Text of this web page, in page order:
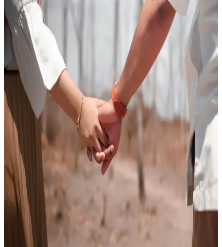
Экстренная и кризисная психологическая
помощь семьям, находящимся в трудной
жизненной ситуации в связи с чрезвычайными
событиями и боевыми действиями
Программа направлена на повышение компетентности
специалистов, работающих в государственных,
муниципальных, социально-ориентированных
некоммерческих организациях, образовательных
организациях, организациях, реализующих функции
территориальных центров социальной помощи семье и детям,
центрах психологической помощи населению. Вы изучите
теоретические и опробуете практические основы и механизмы
работы с острыми кризисными состояниями. В рамках
практических занятий Вам предлагается отработать приемы
психологической помощи в ситуациях, связанных с
процессом проживания горя, с возникновением и развитием
посттравматического стрессового расстройства,
суицидальным поведением различных категорий лиц
72 часа
По запросу
Онлайн
19 000 ₽